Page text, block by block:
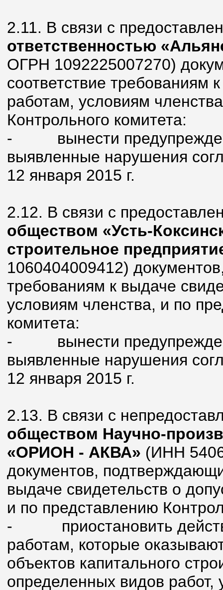
2.11. В связи с
ответственностью
ОГРН 1092225007270)
соответствие требованиям
работам, условиям
Контрольного комитета:
-
вынести
выявленные нарушения
12 января 2015 г.
2.12. В связи с
обществом «Усть-
строительное
1060404009412)
требованиям к выдаче
условиям членства, и по
комитета:
-
вынести
выявленные нарушения
12 января 2015 г.
2.13. В связи с
обществом Научно-
«ОРИОН - АКВА» (ИНН
документов,
выдаче свидетельств о
и по представлению
-
приостановить
работам, которые
объектов капитального
определенных видов работ,